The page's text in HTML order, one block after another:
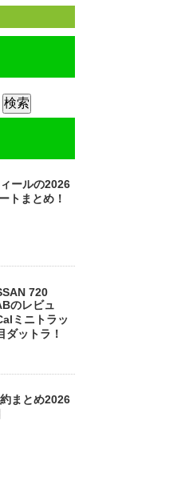
ールの2026
トまとめ！
720
のレビュ
ミニトラッ
ダットラ！
まとめ2026